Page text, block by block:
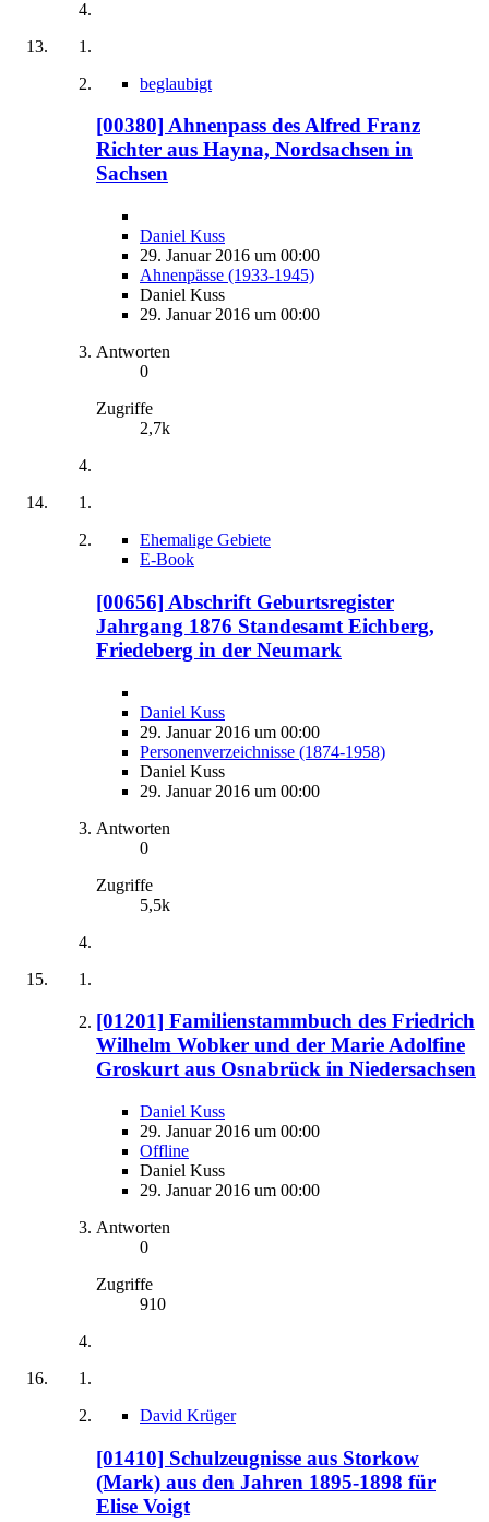
beglaubigt
[00380] Ahnenpass des Alfred Franz
Richter aus Hayna, Nordsachsen in
Sachsen
Daniel Kuss
29. Januar 2016 um 00:00
Ahnenpässe (1933-1945)
Daniel Kuss
29. Januar 2016 um 00:00
Antworten
0
Zugriffe
2,7k
Ehemalige Gebiete
E-Book
[00656] Abschrift Geburtsregister
Jahrgang 1876 Standesamt Eichberg,
Friedeberg in der Neumark
Daniel Kuss
29. Januar 2016 um 00:00
Personenverzeichnisse (1874-1958)
Daniel Kuss
29. Januar 2016 um 00:00
Antworten
0
Zugriffe
5,5k
[01201] Familienstammbuch des Friedrich
Wilhelm Wobker und der Marie Adolfine
Groskurt aus Osnabrück in Niedersachsen
Daniel Kuss
29. Januar 2016 um 00:00
Offline
Daniel Kuss
29. Januar 2016 um 00:00
Antworten
0
Zugriffe
910
David Krüger
[01410] Schulzeugnisse aus Storkow
(Mark) aus den Jahren 1895-1898 für
Elise Voigt